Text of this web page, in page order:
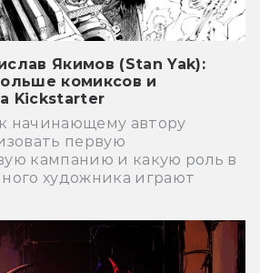
Якимов (Stan Yak):
комиксов и
Kickstarter
начинающему автору
первую
кампанию и какую роль в
художника играют